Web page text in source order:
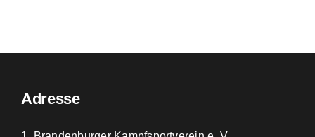
Adresse